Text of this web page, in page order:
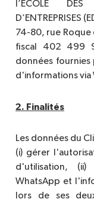
l’ECOLE DES
D’ENTREPRISES
74-80, rue
fiscal 402 499
données
d'informations via
2. Finalités
Les données du
(i) gérer
d'utilisation,
WhatsApp et
lors de ses